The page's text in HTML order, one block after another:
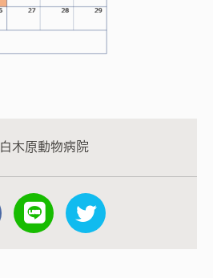
白木原動物病院